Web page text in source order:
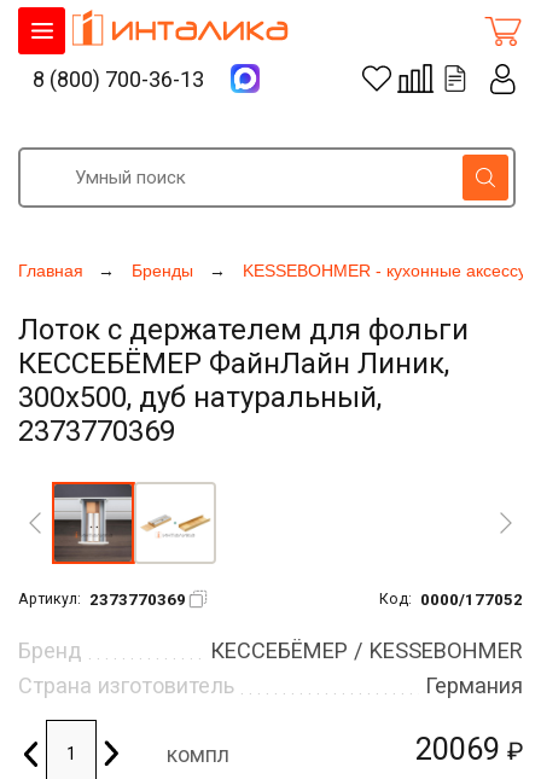
Главная Бренды KESSEBOHMER - кухонные
Лоток с держателем для фольги
КЕССЕБЁМЕР ФайнЛайн Линик,
300х500, дуб натуральный,
2373770369
Артикул: 2373770369 Код: 0000/177052
20069 ₽
Бренд
КЕССЕБЁМЕР / KESSEBOHMER
Страна изготовитель
Германия
компл
8 (800) 700-36-13